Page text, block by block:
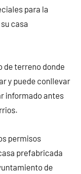
para la
casa
de terreno donde
y puede conllevar
informado antes
permisos
prefabricada
de